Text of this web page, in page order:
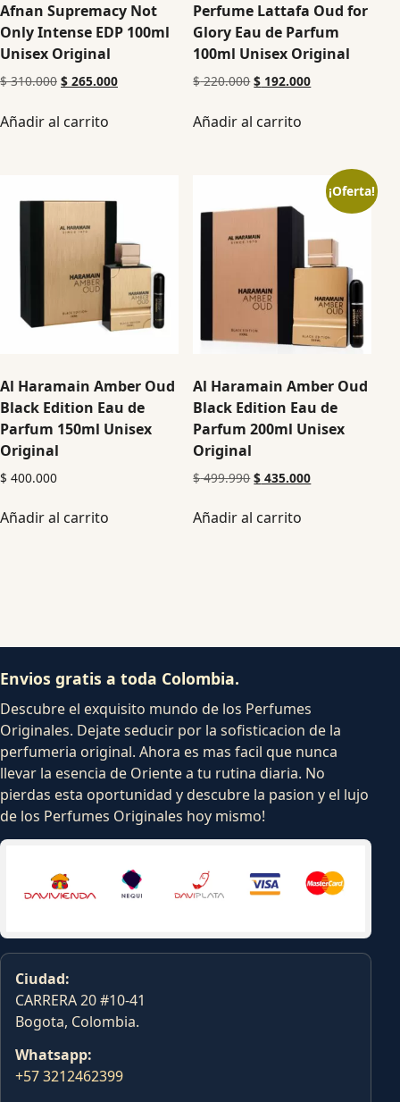
Afnan Supremacy Not
Only Intense EDP 100ml
Unisex Original
$310.000 $ 265.000
Añadir al carrito
Perfume Lattafa Oud for
Glory Eau de Parfum
100ml Unisex Original
$220.000 $ 192.000
Añadir al carrito
Al Haramain Amber Oud
Black Edition Eau de
Parfum 150ml Unisex
Original
$ 400.000
Añadir al carrito
¡Oferta!
Al Haramain Amber Oud
Black Edition Eau de
Parfum 200ml Unisex
Original
$499.990 $ 435.000
Añadir al carrito
Envios gratis a toda Colombia.
Descubre el exquisito mundo de los Perfumes
Originales. Dejate seducir por la sofisticacion de la
perfumeria original. Ahora es mas facil que nunca
llevar la esencia de Oriente a tu rutina diaria. No
pierdas esta oportunidad y descubre la pasion y el lujo
de los Perfumes Originales hoy mismo!
Ciudad:
CARRERA 20 #10-41
Bogota, Colombia.
Whatsapp:
+57 3212462399